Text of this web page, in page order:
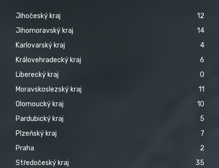
Jihočeský kraj
12
Jihomoravský kraj
14
Karlovarský kraj
4
Královehradecký kraj
6
Liberecký kraj
0
Moravskoslezský kraj
11
Olomoucký kraj
10
Pardubický kraj
5
Plzeňský kraj
7
Praha
2
Středočeský kraj
35